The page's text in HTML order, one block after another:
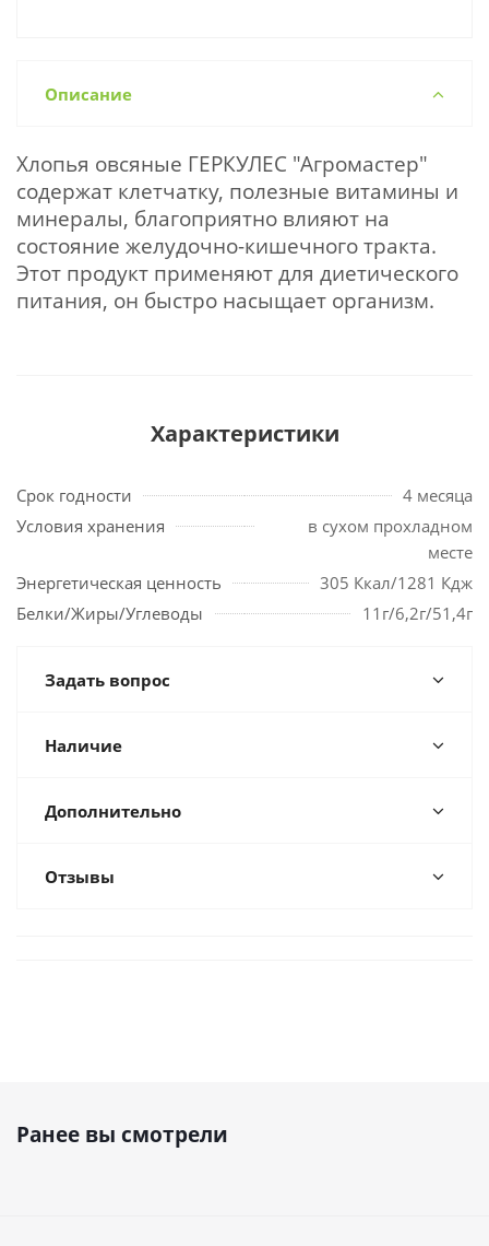
Описание
Хлопья овсяные ГЕРКУЛЕС "Агромастер"
содержат клетчатку, полезные витамины и
минералы, благоприятно влияют на
состояние желудочно-кишечного тракта.
Этот продукт применяют для диетического
питания, он быстро насыщает организм.
Характеристики
Срок годности
4 месяца
Условия хранения
в сухом прохладном
месте
Энергетическая ценность
305 Ккал/1281 Кдж
Белки/Жиры/Углеводы
11г/6,2г/51,4г
Задать вопрос
Наличие
Дополнительно
Отзывы
Ранее вы смотрели